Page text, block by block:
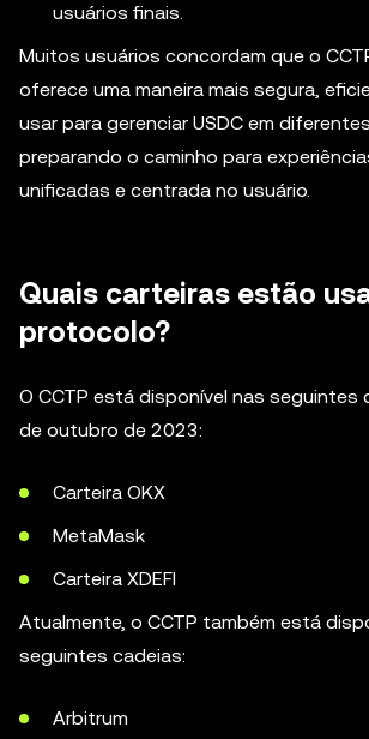
usuários finais.
Muitos usuários concordam que o
oferece uma maneira mais segura,
usar para gerenciar USDC em
preparando o caminho para
unificadas e centrada no usuário.
Quais carteiras estão
protocolo?
O CCTP está disponível nas seguintes
de outubro de 2023:
Carteira OKX
MetaMask
Carteira XDEFI
Atualmente, o CCTP também está
seguintes cadeias:
Arbitrum